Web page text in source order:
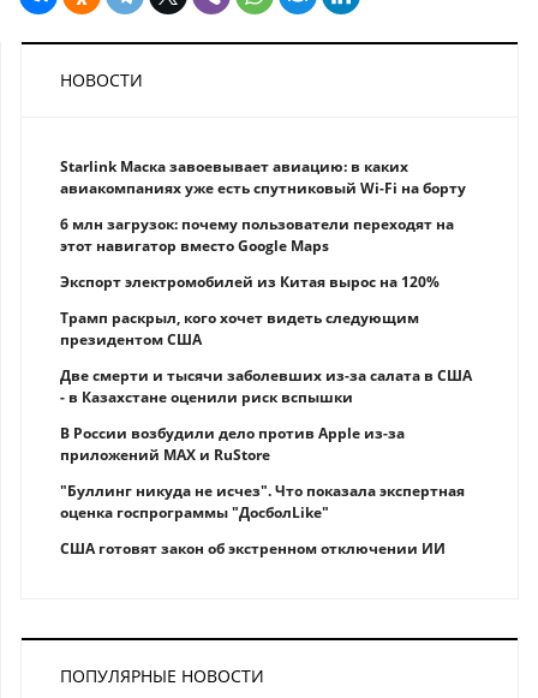
НОВОСТИ
Starlink Маска завоевывает авиацию: в каких
авиакомпаниях уже есть спутниковый Wi-Fi на борту
6 млн загрузок: почему пользователи переходят на
этот навигатор вместо Google Maps
Экспорт электромобилей из Китая вырос на 120%
Трамп раскрыл, кого хочет видеть следующим
президентом США
Две смерти и тысячи заболевших из-за салата в США
- в Казахстане оценили риск вспышки
В России возбудили дело против Apple из-за
приложений MAX и RuStore
"Буллинг никуда не исчез". Что показала экспертная
оценка госпрограммы "ДосболLike"
США готовят закон об экстренном отключении ИИ
ПОПУЛЯРНЫЕ НОВОСТИ